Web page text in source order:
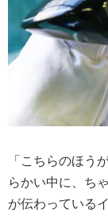
「こちらのほう
らかい中に、ち
が伝わっている